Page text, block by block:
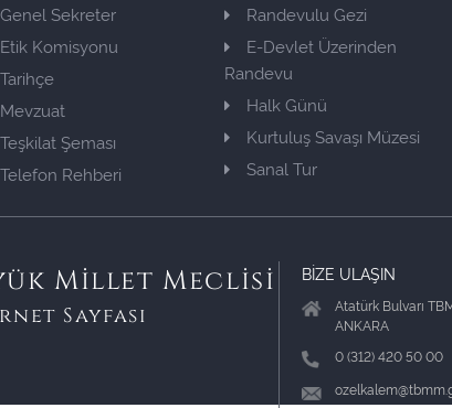
Genel Sekreter
Etik Komisyonu
Tarihçe
Mevzuat
Teşkilat Şeması
Telefon Rehberi
Randevulu Gezi
E-Devlet Üzerinden
Randevu
Halk Günü
Kurtuluş Savaşı Müzesi
Sanal Tur
Millet Meclisi
Sayfası
BİZE ULAŞIN
Atatürk Bulvarı
ANKARA
0 (312) 420 50 00